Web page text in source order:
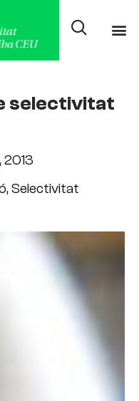
selectivitat
,Selectivitat